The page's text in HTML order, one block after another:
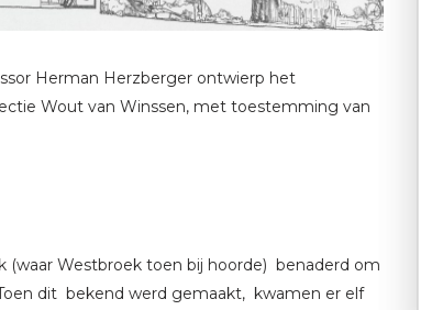
Herman Herzberger ontwierp het
Wout van Winssen, met toestemming van
Westbroek toen bij hoorde) benaderd om
dit bekend werd gemaakt, kwamen er elf